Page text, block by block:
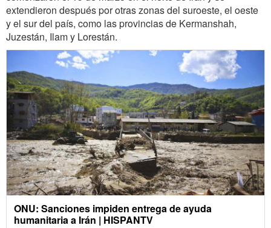
extendieron después por otras zonas del suroeste, el oeste
y el sur del país, como las provincias de Kermanshah,
Juzestán, Ilam y Lorestán.
ONU: Sanciones impiden entrega de ayuda
humanitaria a Irán | HISPANTV